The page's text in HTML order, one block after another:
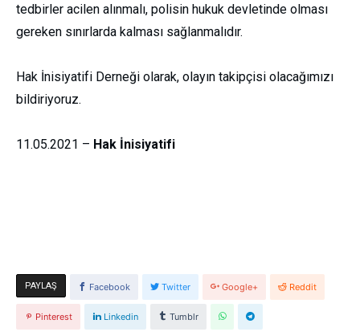
tedbirler acilen alınmalı, polisin hukuk devletinde olması
gereken sınırlarda kalması sağlanmalıdır.
Hak İnisiyatifi Derneği olarak, olayın takipçisi olacağımızı
bildiriyoruz.
11.05.2021 – Hak İnisiyatifi
PAYLAŞ Facebook Twitter Google+ Reddit
Pinterest Linkedin Tumblr